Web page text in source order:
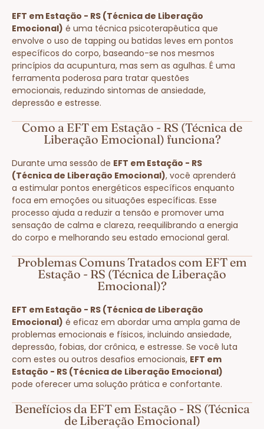
EFT em Estação - RS (Técnica de Liberação
Emocional) é uma técnica psicoterapêutica que
envolve o uso de tapping ou batidas leves em pontos
específicos do corpo, baseando-se nos mesmos
princípios da acupuntura, mas sem as agulhas. É uma
ferramenta poderosa para tratar questões
emocionais, reduzindo sintomas de ansiedade,
depressão e estresse.
Como a EFT em Estação - RS (Técnica de
Liberação Emocional) funciona?
Durante uma sessão de EFT em Estação - RS
(Técnica de Liberação Emocional), você aprenderá
a estimular pontos energéticos específicos enquanto
foca em emoções ou situações específicas. Esse
processo ajuda a reduzir a tensão e promover uma
sensação de calma e clareza, reequilibrando a energia
do corpo e melhorando seu estado emocional geral.
Problemas Comuns Tratados com EFT em
Estação - RS (Técnica de Liberação
Emocional)?
EFT em Estação - RS (Técnica de Liberação
Emocional) é eficaz em abordar uma ampla gama de
problemas emocionais e físicos, incluindo ansiedade,
depressão, fobias, dor crônica, e estresse. Se você luta
com estes ou outros desafios emocionais, EFT em
Estação - RS (Técnica de Liberação Emocional)
pode oferecer uma solução prática e confortante.
Benefícios da EFT em Estação - RS (Técnica
de Liberação Emocional)